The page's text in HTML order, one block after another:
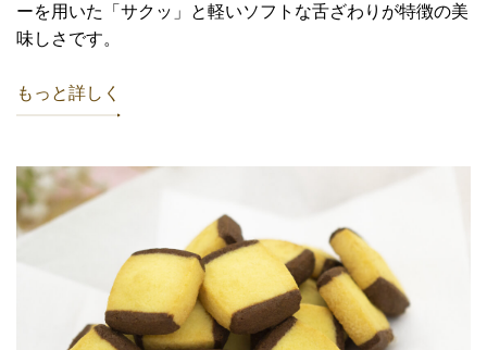
ーを用いた「サクッ」と軽いソフトな舌ざわりが特徴の美
味しさです。
もっと詳しく